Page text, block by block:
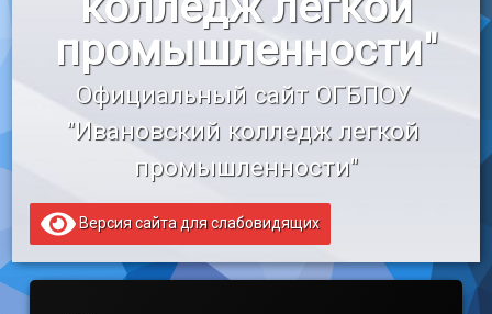
«Профессионалитет»
Образовательный кредит
промышленности"
Официальный сайт ОГБПОУ
"Ивановский колледж легкой
промышленности"
Версия сайта для слабовидящих